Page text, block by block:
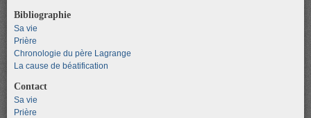
Bibliographie
Sa vie
Prière
Chronologie du père Lagrange
La cause de béatification
Contact
Sa vie
Prière